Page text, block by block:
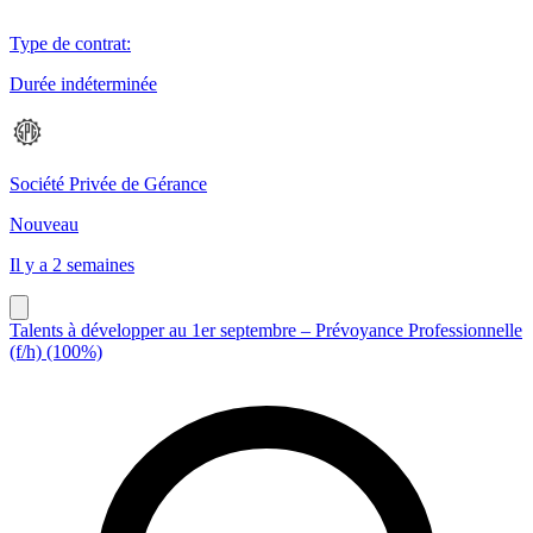
Type de contrat:
Durée indéterminée
Société Privée de Gérance
Nouveau
Il y a 2 semaines
Talents à développer au 1er septembre – Prévoyance Professionnelle
(f/h) (100%)